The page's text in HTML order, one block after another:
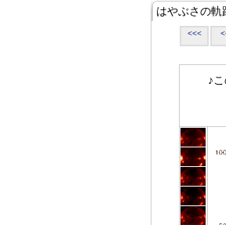
はやぶさの軌
<<<
♪